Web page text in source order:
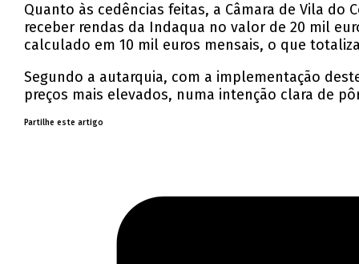
Quanto às cedências feitas, a Câmara de Vila
receber rendas da Indaqua no valor de 20 mil
calculado em 10 mil euros mensais, o que
Segundo a autarquia, com a implementação
preços mais elevados, numa intenção clara de
Partilhe este artigo